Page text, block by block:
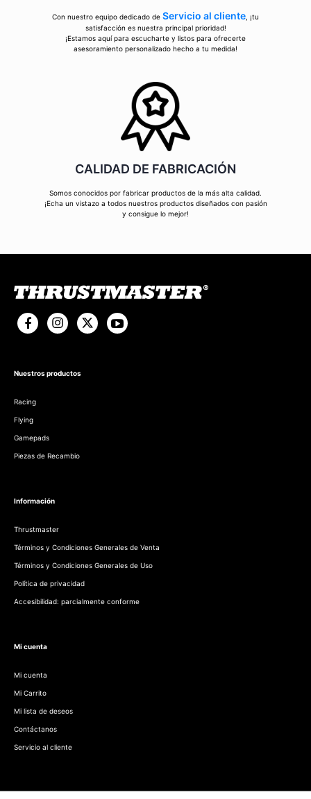
Con nuestro equipo dedicado de Servicio al cliente , ¡tu
satisfacción es nuestra principal prioridad!
¡Estamos aquí para escucharte y listos para ofrecerte
asesoramiento personalizado hecho a tu medida!
CALIDAD DE FABRICACIÓN
Somos conocidos por fabricar productos de la más alta calidad.
¡Echa un vistazo a todos nuestros productos diseñados con pasión
y consigue lo mejor!
Nuestros productos
Racing
Flying
Gamepads
Piezas de Recambio
Información
Thrustmaster
Términos y Condiciones Generales de Venta
Términos y Condiciones Generales de Uso
Política de privacidad
Accesibilidad: parcialmente conforme
Mi cuenta
Mi cuenta
Mi Carrito
Mi lista de deseos
Contáctanos
Servicio al cliente